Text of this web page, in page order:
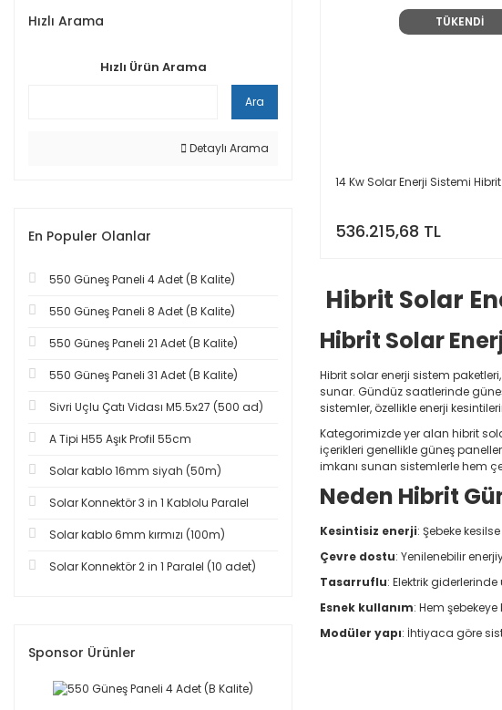
Hızlı Arama
Hızlı Ürün Arama
Ara
Detaylı Arama
En Populer Olanlar
550 Güneş Paneli 4 Adet (B Kalite)
550 Güneş Paneli 8 Adet (B Kalite)
550 Güneş Paneli 21 Adet (B Kalite)
550 Güneş Paneli 31 Adet (B Kalite)
Sivri Uçlu Çatı Vidası M5.5x27 (500 ad)
A Tipi H55 Aşık Profil 55cm
Solar kablo 16mm siyah (50m)
Solar Konnektör 3 in 1 Kablolu Paralel
Solar kablo 6mm kırmızı (100m)
Solar Konnektör 2 in 1 Paralel (10 adet)
Sponsor Ürünler
TÜKENDİ
14 Kw Solar Enerji Sistemi
536.215,68 TL
Hibrit Solar
Hibrit Solar
Hibrit solar enerji sistem
sunar. Gündüz saatlerinde
sistemler, özellikle enerji
Kategorimizde yer alan hibrit
içerikleri genellikle güneş
imkanı sunan sistemlerle hem
Neden Hibrit
Kesintisiz enerji: Şebeke
Çevre dostu: Yenilenebilir
Tasarruflu: Elektrik
Esnek kullanım: Hem
Modüler yapı: İhtiyaca göre